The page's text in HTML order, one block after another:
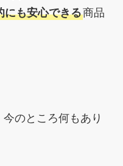
にも安心できる商品
今のところ何もあり